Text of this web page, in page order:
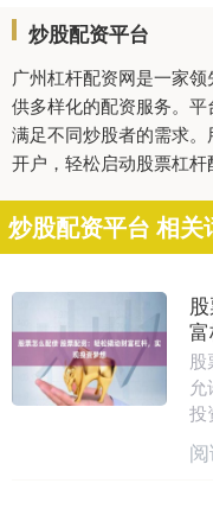
炒股配资平台
广州杠杆配资网是一家
供多样化的配资服务。平
满足不同炒股者的需求
开户，轻松启动股票杠杆
炒股配资平台 相关
投
资
阅